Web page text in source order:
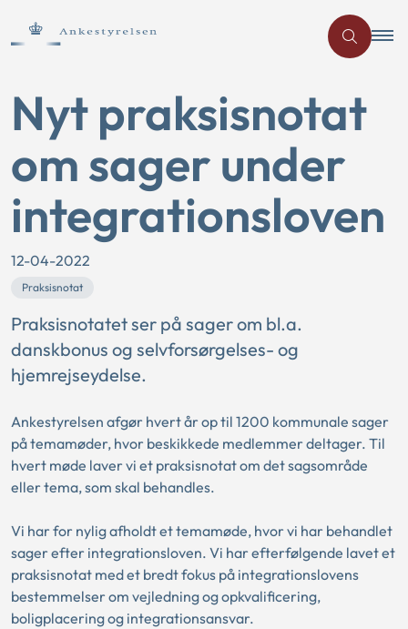
Nyt praksisnotat
om sager under
integrationsloven
12-04-2022
Praksisnotat
Praksisnotatet ser på sager om bl.a.
danskbonus og selvforsørgelses- og
hjemrejseydelse.
Ankestyrelsen afgør hvert år op til 1200 kommunale sager
på temamøder, hvor beskikkede medlemmer deltager. Til
hvert møde laver vi et praksisnotat om det sagsområde
eller tema, som skal behandles.
Vi har for nylig afholdt et temamøde, hvor vi har behandlet
sager efter integrationsloven. Vi har efterfølgende lavet et
praksisnotat med et bredt fokus på integrationslovens
bestemmelser om vejledning og opkvalificering,
boligplacering og integrationsansvar.